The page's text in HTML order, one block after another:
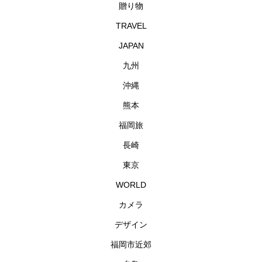
贈り物
TRAVEL
JAPAN
九州
沖縄
熊本
福岡旅
長崎
東京
WORLD
カメラ
デザイン
福岡市近郊